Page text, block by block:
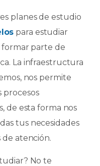
planes de estudio
para estudiar
formar parte de
La infraestructura
nos permite
procesos
de esta forma nos
tus necesidades
atención.
No te